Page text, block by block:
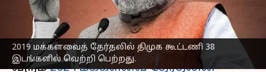
2019 மக்களவைத் தேர்தலில் திமுக கூட்டணி 38
இடங்களில் வெற்றி பெற்றது.
எழுதியவர் Sindhuja SM Jun 12, 2023 11:08 am
செய்தி முன்னோட்டம்
வரும்2024 மக்களவை தேர்தலின்